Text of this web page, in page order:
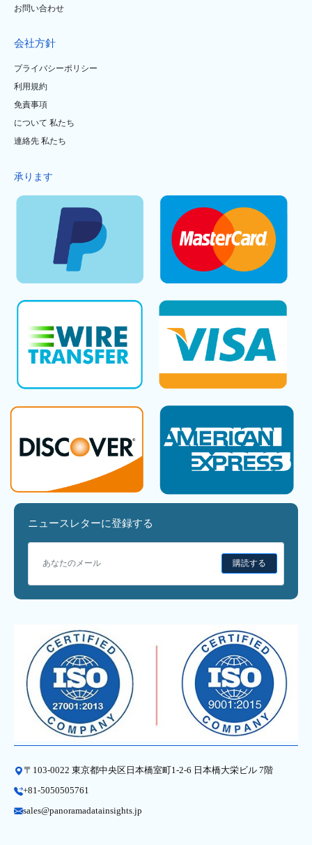
お問い合わせ
会社方針
プライバシーポリシー
利用規約
免責事項
について 私たち
連絡先 私たち
承ります
ニュースレターに登録する
購読する
〒103-0022 東京都中央区日本橋室町1-2-6 日本橋大栄ビル 7階
+81-5050505761
sales@panoramadatainsights.jp